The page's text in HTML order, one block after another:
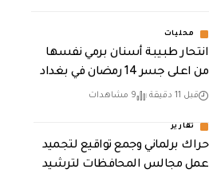
محليات
انتحار طبيبة أسنان برمي نفسها
من اعلى جسر 14 رمضان في بغداد
قبل 11 دقيقة 9 مشاهدات
تقارير
حراك برلماني وجمع تواقيع لتجميد
عمل مجالس المحافظات لترشيد